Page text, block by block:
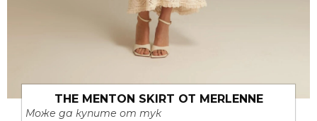
THE MENTON SKIRT ОТ MERLENNE
Може да купите от тук